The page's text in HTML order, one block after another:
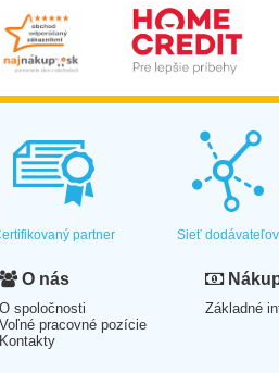
partner Sieť dodávateľov
O nás
O spoločnosti
Voľné pracovné pozície
Kontakty
Základné